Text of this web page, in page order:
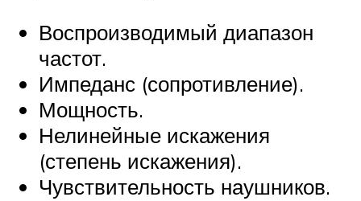
Воспроизводимый диапазон
частот.
Импеданс (сопротивление).
Мощность.
Нелинейные искажения
(степень искажения).
Чувствительность наушников.